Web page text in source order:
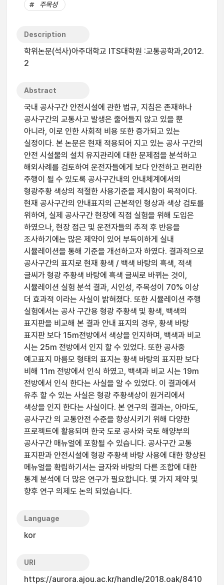
주목성
Description
학위논문(석사)아주대학교 ITS대학원 :교통공학과,2012.
2
Abstract
국내 공사구간 안전시설에 관한 법규, 지침은 존재하나
공사구간의 교통사고 발생은 줄어들지 않고 있을 뿐
아니라, 이로 인한 사회적 비용 또한 증가되고 있는
실정이다. 본 논문은 현재 적용되어 지고 있는 공사 구간의
안전 시설물의 설치 유지관리에 대한 문제점을 분석하고
해외사례를 검토하여 운전자들에게 보다 안전하고 편리한
주행이 될 수 있도록 공사구간내의 안내체계에서의
형광주황 색상의 적절한 사용기준을 제시함이 목적이다.
현재 공사구간의 안내표지의 근본적인 형상과 색상 검토를
위하여, 실제 공사구간 현장에 직접 실험을 위해 도입은
하였으나, 현장 접근 및 운전자들의 추적 후 반응을
조사하기에는 많은 제약이 있어 부득이하게 실내
시뮬레이션을 통해 기준을 개선하고자 하였다. 결과적으로
공사구간의 표지로 현재 황색 / 백색 바탕의 흑색, 적색
글씨가 형광 주황색 바탕에 흑색 글씨로 바뀌는 것이,
시뮬레이션 실험 분석 결과, 시인성, 주목성이 70% 이상
더 효과적 이라는 사실이 밝혀졌다. 또한 시뮬레이션 주행
실험에서는 공사 구간용 형광 주황색 및 황색, 백색의
표지판을 비교해 본 결과 안내 표지의 경우, 황색 바탕
표지판 보다 15m전방에서 색상을 인지하며, 백색과 비교
시는 25m 전방에서 인지 할 수 있었다. 또한 공사중
예고표지 마름모 형태의 표지는 황색 바탕의 표지판 보다
비해 11m 전방에서 인식 하였고, 백색과 비교 시는 19m
전방에서 인식 한다는 사실을 알 수 있었다. 이 결과에서
유추 할 수 있는 사실은 형광 주황색상이 원거리에서
색상을 인지 한다는 사실이다. 본 연구의 결과는, 아마도,
공사구간 의 교통안전 수준을 향상시키기 위해 다양한
프로젝트에 활용되며 한국 도로 공사와 국토 해양부의
공사구간 매뉴얼에 포함될 수 있습니다. 공사구간 교통
표지판과 안전시설에 형광 주황색 바탕 사용에 대한 향상된
메뉴얼을 확립하기서는 글자와 바탕의 다른 조합에 대한
통계 분석에 더 많은 연구가 필요합니다. 몇 가지 제약 및
향후 연구 의제도 논의 되었습니다.
Language
kor
URI
https://aurora.ajou.ac.kr/handle/2018.oak/8410